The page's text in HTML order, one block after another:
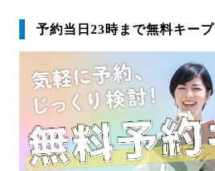
予約当日23時まで無料キープ